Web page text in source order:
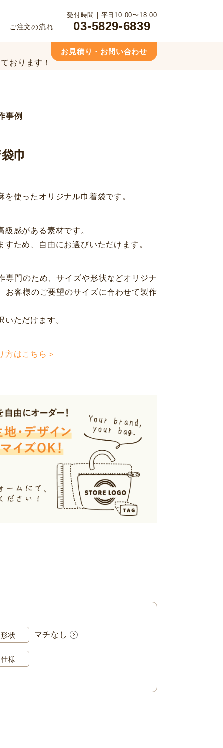
お見積り・お問い合わせ
ご注文の流れ
受付時間 | 平日10:00〜18:00
03-5829-6839
談ください！
おります！
事例
巾
を使ったオリジナル巾着袋です。
級感がある素材です。
すため、自由にお選びいただけます。
専門のため、サイズや形状などオリジナ
お客様のご要望のサイズに合わせて製作
いただけます。
方はこちら＞
形状 マチなし
仕様